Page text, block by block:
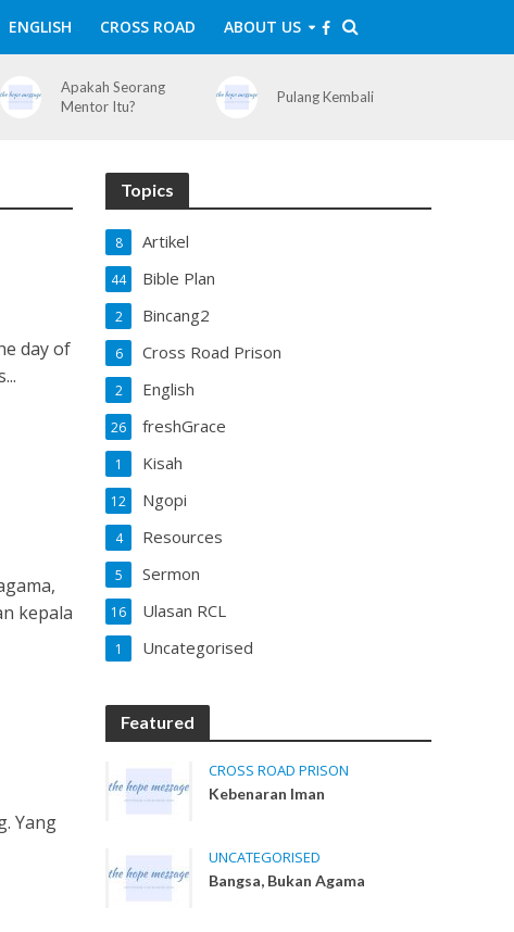
ENGLISH CROSS ROAD ABOUT US
Apakah Seorang
Mentor Itu?
Pulang Kembali
day of
kepala
Yang
Topics
Artikel
8
Bible Plan
44
Bincang2
2
Cross Road Prison
6
English
2
freshGrace
26
Kisah
1
Ngopi
12
Resources
4
Sermon
5
Ulasan RCL
16
Uncategorised
1
Featured
CROSS ROAD PRISON
Kebenaran Iman
UNCATEGORISED
Bangsa, Bukan Agama